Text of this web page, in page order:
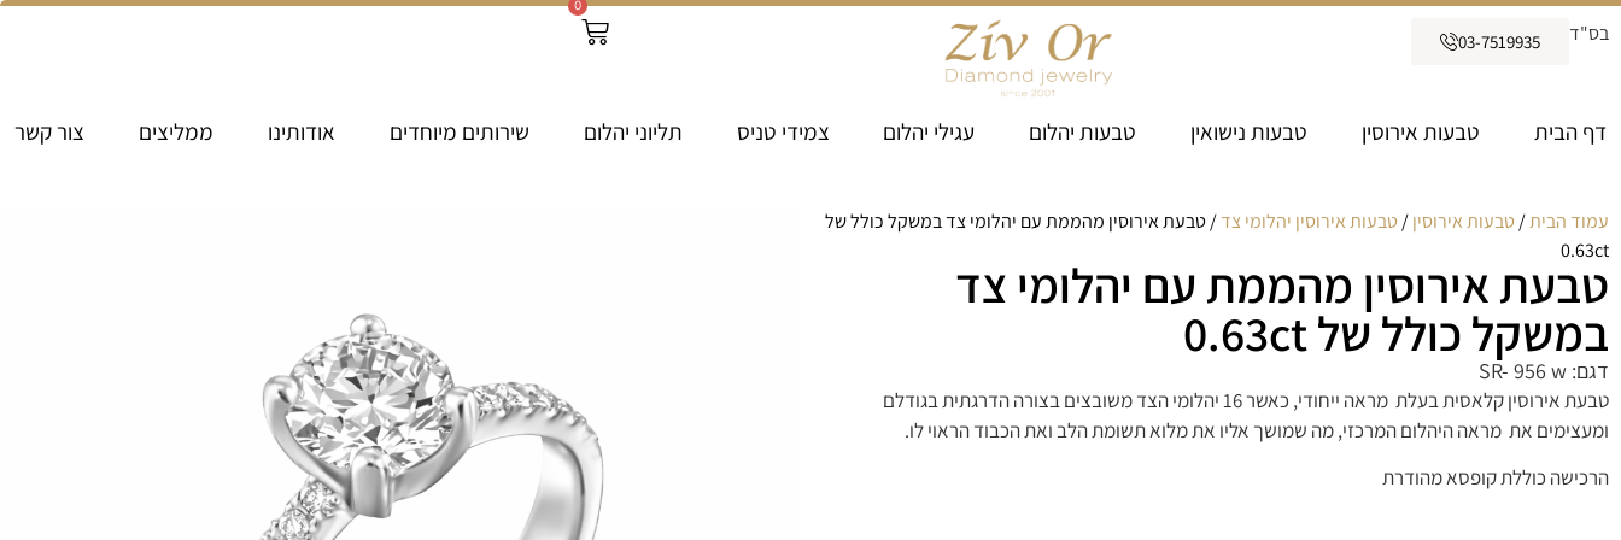
בס"ד 03-7519935
0
דף הבית טבעות אירוסין טבעות נישואין טבעות יהלום עגילי יהלום צמידי טניס תליוני יהלום שירותים מיוחדים אודותינו ממליצים צור קשר
עמוד הבית/ טבעות אירוסין/ טבעות אירוסין יהלומי צד/ טבעת אירוסין מהממת עם יהלומי צד במשקל כולל של
0.63ct
טבעת אירוסין מהממת עם יהלומי צד
במשקל כולל של 0.63ct
דגם: SR- 956 w
טבעת אירוסין קלאסית בעלת מראה ייחודי, כאשר 16 יהלומי הצד משובצים בצורה הדרגתית בגודלם
ומעצימים את מראה היהלום המרכזי, מה שמושך אליו את מלוא תשומת הלב ואת הכבוד הראוי לו.
הרכישה כוללת קופסא מהודרת